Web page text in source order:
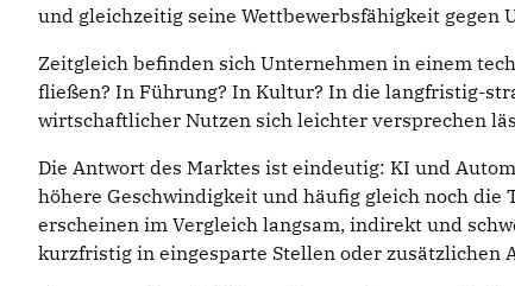
und gleichzeitig seine Wettbewerbsfähigkeit
Zeitgleich befinden sich Unternehmen in einem
fließen? In Führung? In Kultur? In die langfristig-
wirtschaftlicher Nutzen sich leichter versprechen
Die Antwort des Marktes ist eindeutig: KI und
höhere Geschwindigkeit und häufig gleich noch
erscheinen im Vergleich langsam, indirekt und
kurzfristig in eingesparte Stellen oder zusätzlichen